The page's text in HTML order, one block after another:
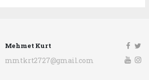
Mehmet Kurt
mmtkrt2727@gmail.com